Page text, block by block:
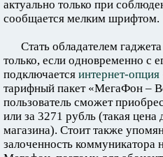
актуально только при
сообщается мелким шрифтом.
Стать обладателем
только, если одновременно с
подключается интернет-
тарифный пакет «МегаФон –
пользователь сможет
или за 3271 рубль (такая цена
магазина). Стоит также
залоченность коммуникатора